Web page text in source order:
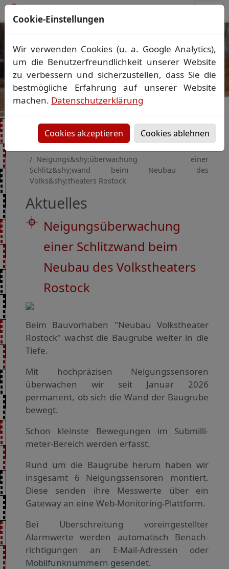
Qualität mit Maß
Liegenschaftsvermessung▪
Ingenieurvermessung
Laserscanning Reverse engineering▪3D
Modellierung
Vorheriges Bild
Neigungs&shy;überwachung einer
Schlitz&shy;wand beim Neubau des
Volks&shy;theaters Rostock
Aktuelles
Neigungs­überwachung
einer Schlitz­wand beim
Neubau des Volks­theaters
Rostock
Beim Bauvorhaben "Neubau Volks­theater
Rostock" wächst die Baugrube weiter in die
Tiefe.
Mit hochpräzisen Neigungs­sensoren
überwachen wir seit Januar 2026
permanent, ob sich die Wand der Baugrube
bewegt.
Schon kleinste Bewegungen im Submilli­
meter-Bereich werden erfasst.
Rund um die Baugrube herum haben wir
insgesamt 6 Neigungs­sensoren montiert.
Diese senden ihre Messwerte über ein
Gateway an eine Web-Monitoring-Plattform.
Bei Überschreitung vor­einge­stellter
Alarmwerte werden automatisch Benach­
richtigungen an E-Mail-Adressen oder
Mobilfunk­nummern gesendet.
Cookie-Einstellungen
Wir verwenden Cookies (u. a. Google Analytics),
um die Benutzerfreundlichkeit unserer Website
zu verbessern und sicherzustellen, dass Sie die
bestmögliche Erfahrung auf unserer Website
machen. Datenschutzerklärung
Cookies akzeptieren Cookies ablehnen